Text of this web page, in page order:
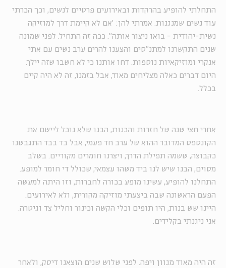
התחלתי להופיע בהרקדות ובאירועים פרטיים לנשים, וכך הכרתי
עוד נשים שמנגנות. אמרתי להן: 'אם לא קיימת דרך למוזיקה
נשית-יהודית - בואו ניצור אותה". ככה זה התחיל. לפני שמונה
שנים התקשרנו למתנ"סים והצענו להרים ערב נשים עם אתי
אנקרי ומוזיקאיות נוספות. דחו אותנו כי לא חשבו שזה יילך.
היום דברים כאלה מצליחים מאוד, אבל בזמנו, זה לא היה קיים
בכלל.
אחרי חצי שנה של חזרות והכנות, הבנו שלא נוכל ליישם את
הקונספט המדובר ההוא של ערב חד פעמי, אבל בד בבד התגבשנו
כקבוצה, ששמה תפילת הדרך, ויצרנו חומרים מקוריים. בשלב
מסוים, הבנו שיש לנו ביד משהו עצמאי, שכולל די חומר למופע.
התחלנו להופיע, עשינו מופע בכורה לחברות, וזו היתה למעשה
הפעם הראשונה שבה ביצעתי מוזיקה מקורית, ולא לאירועים.
היינו שש בנות, היו תופים וכלי הקשה וכינור וחליל צד וגיטרה.
אני ניגנתי בקלידים.
זה היה מאוד מגוון ויפה. לפני שלוש שנים הוצאנו דיסק, ולאחר